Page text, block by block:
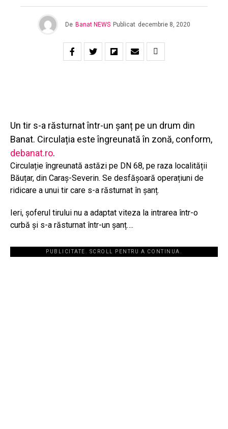
De Banat NEWS Publicat decembrie 8, 2020
Un tir s-a răsturnat într-un șanț pe un drum din
Banat. Circulația este îngreunată în zonă, conform,
debanat.ro.
Circulație îngreunată astăzi pe DN 68, pe raza localității
Băuțar, din Caraș-Severin. Se desfășoară operațiuni de
ridicare a unui tir care s-a răsturnat în șanț.
Ieri, șoferul tirului nu a adaptat viteza la intrarea într-o
curbă și s-a răsturnat într-un șanț….
PUBLICITATE. SCROLL PENTRU A CONTINUA.